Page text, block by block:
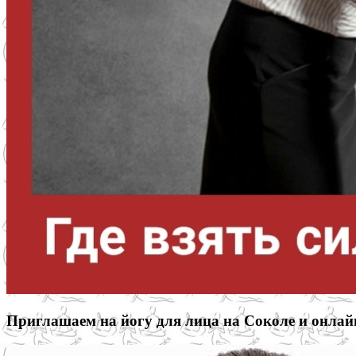
Приглашаем на йогу для лица на Соколе и